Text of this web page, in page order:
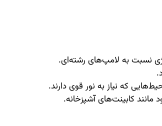
که نیاز به نور قوی دارند.
کابینت‌های آشپزخانه.